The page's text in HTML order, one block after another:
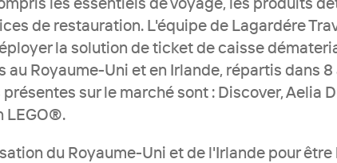
de restauration. L'équipe de Lagardére
la solution de ticket de caisse
au Royaume-Uni et en Irlande, répartis dans
sur le marché sont : Discover, Aelia
LEGO®.
du Royaume-Uni et de l'Irlande pour